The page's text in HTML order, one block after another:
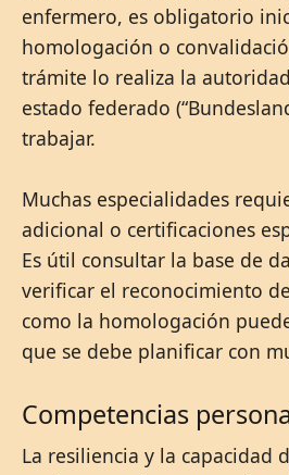
enfermero, es obligatorio
homologación o
trámite lo realiza la
estado federado
trabajar.
Muchas especialidades
adicional o certificaciones
Es útil consultar la base de
verificar el reconocimiento
como la homologación
que se debe planificar con
Competencias
La resiliencia y la capacidad